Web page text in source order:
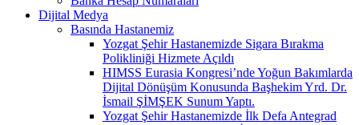
Dijital Medya
Basında Hastanemiz
Yozgat Şehir Hastanemizde Sigara Bırakma
Polikliniği Hizmete Açıldı
HIMSS Eurasia Kongresi’nde Yoğun Bakımlarda
Dijital Dönüşüm Konusunda Başhekim Yrd. Dr.
İsmail ŞİMŞEK Sunum Yaptı.
Yozgat Şehir Hastanemizde İlk Defa Antegrad